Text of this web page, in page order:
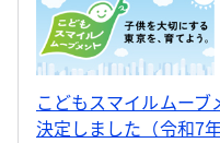
こどもスマイルムー
決定しました（令和7年